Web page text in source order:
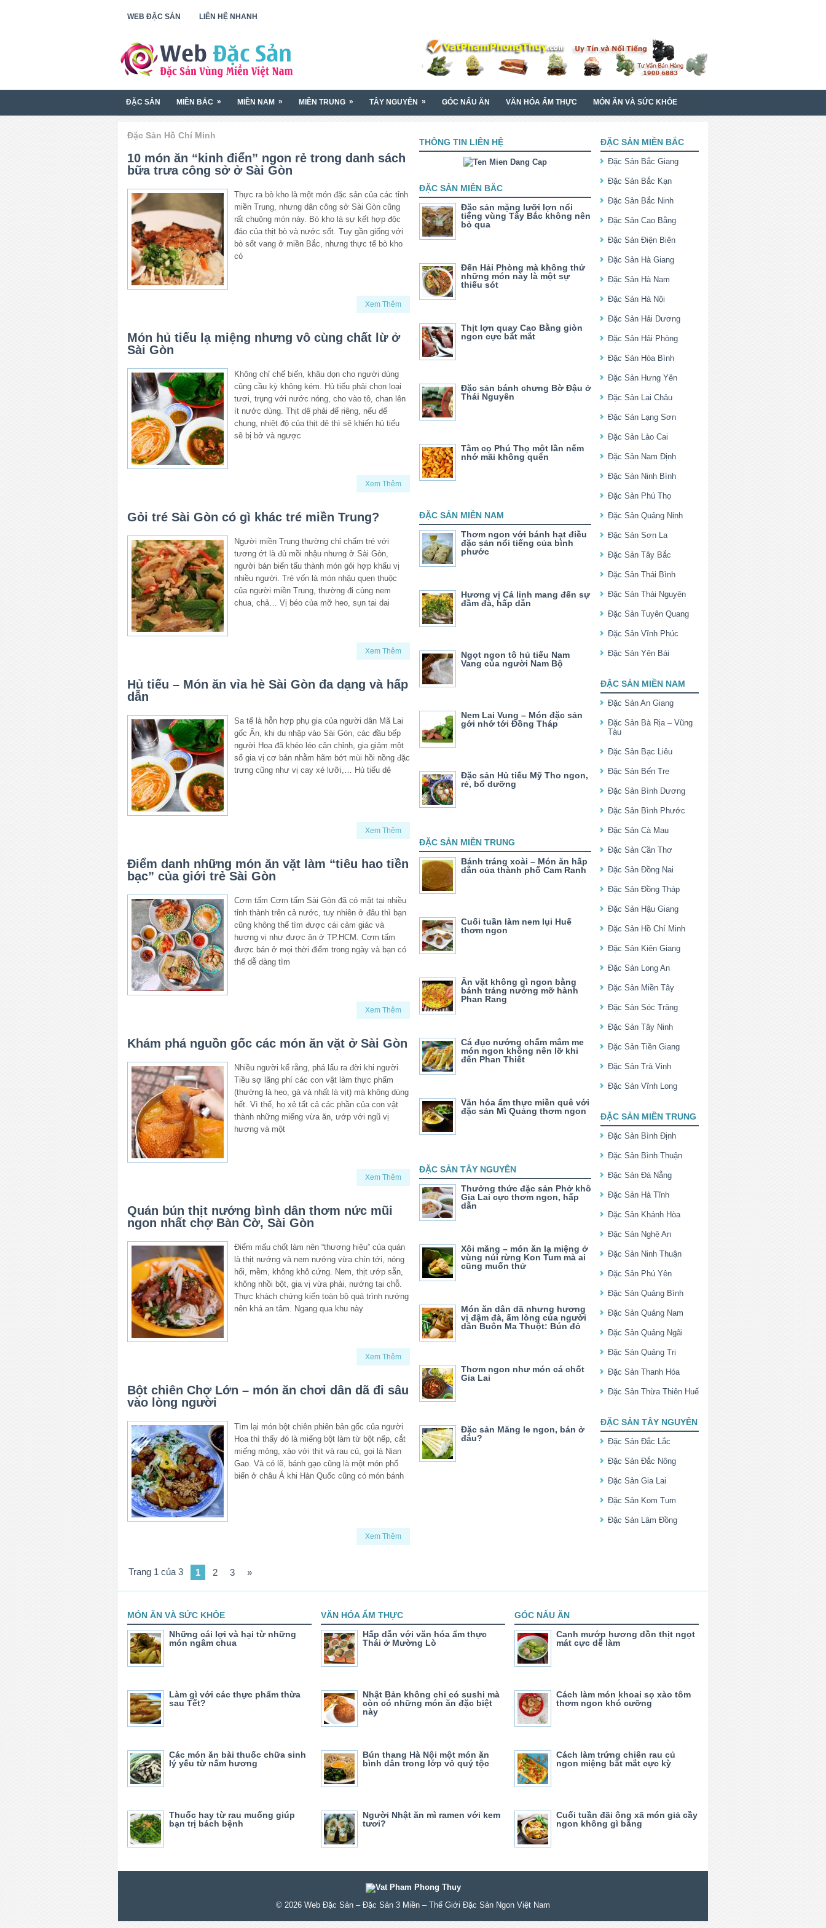
WEB ĐẶC SẢN LIÊN HỆ NHANH
ĐẶC SẢN MIỀN BẮC » MIỀN NAM » MIỀN TRUNG » TÂY NGUYÊN » GÓC NẤU ĂN VĂN HÓA ẨM THỰC MÓN ĂN VÀ SỨC KHỎE
Đặc Sản Hồ Chí Minh
10 món ăn “kinh điển” ngon rẻ trong danh sách
bữa trưa công sở ở Sài Gòn
Thực ra bò kho là một món đặc sản của các tỉnh
miền Trung, nhưng dân công sở Sài Gòn cũng
rất chuộng món này. Bò kho là sự kết hợp độc
đáo của thịt bò và nước sốt. Tuy gần giống với
bò sốt vang ở miền Bắc, nhưng thực tế bò kho
có
Xem Thêm
Món hủ tiếu lạ miệng nhưng vô cùng chất lừ ở
Sài Gòn
Không chỉ chế biến, khâu dọn cho người dùng
cũng cầu kỳ không kém. Hủ tiếu phải chọn loại
tươi, trụng với nước nóng, cho vào tô, chan lên
ít nước dùng. Thịt dê phải để riêng, nếu để
chung, nhiệt độ của thịt dê thì sẽ khiến hủ tiếu
sẽ bị bở và ngược
Xem Thêm
Gỏi tré Sài Gòn có gì khác tré miền Trung?
Người miền Trung thường chỉ chấm tré với
tương ớt là đủ mồi nhậu nhưng ở Sài Gòn,
người bán biến tấu thành món gỏi hợp khẩu vị
nhiều người. Tré vốn là món nhậu quen thuộc
của người miền Trung, thường đi cùng nem
chua, chả… Vị béo của mỡ heo, sụn tai dai
Xem Thêm
Hủ tiếu – Món ăn vỉa hè Sài Gòn đa dạng và hấp
dẫn
Sa tế là hỗn hợp phụ gia của người dân Mã Lai
gốc Ấn, khi du nhập vào Sài Gòn, các đầu bếp
người Hoa đã khéo léo cân chỉnh, gia giảm một
số gia vị cơ bản nhằm hãm bớt mùi hồi nồng đặc
trưng cũng như vị cay xé lưỡi,… Hủ tiếu dê
Xem Thêm
Điểm danh những món ăn vặt làm “tiêu hao tiền
bạc” của giới trẻ Sài Gòn
Cơm tấm Cơm tấm Sài Gòn đã có mặt tại nhiều
tỉnh thành trên cả nước, tuy nhiên ở đâu thì bạn
cũng không thể tìm được cái cảm giác và
hương vị như được ăn ở TP.HCM. Cơm tấm
được bán ở mọi thời điểm trong ngày và bạn có
thể dễ dàng tìm
Xem Thêm
Khám phá nguồn gốc các món ăn vặt ở Sài Gòn
Nhiều người kể rằng, phá lấu ra đời khi người
Tiều sợ lãng phí các con vật làm thực phẩm
(thường là heo, gà và nhất là vịt) mà không dùng
hết. Vì thế, họ xẻ tất cả các phần của con vật
thành những miếng vừa ăn, ướp với ngũ vị
hương và một
Xem Thêm
Quán bún thịt nướng bình dân thơm nức mũi
ngon nhất chợ Bàn Cờ, Sài Gòn
Điểm mấu chốt làm nên “thương hiệu” của quán
là thịt nướng và nem nướng vừa chín tới, nóng
hổi, mềm, không khô cứng. Nem, thịt ướp sẵn,
không nhồi bột, gia vị vừa phải, nướng tại chỗ.
Thực khách chứng kiến toàn bộ quá trình nướng
nên khá an tâm. Ngang qua khu này
Xem Thêm
Bột chiên Chợ Lớn – món ăn chơi dân dã đi sâu
vào lòng người
Tìm lại món bột chiên phiên bản gốc của người
Hoa thì thấy đó là miếng bột làm từ bột nếp, cắt
miếng mỏng, xào với thịt và rau củ, gọi là Nian
Gao. Và có lẽ, bánh gạo cũng là một món phổ
biến ở châu Á khi Hàn Quốc cũng có món bánh
Xem Thêm
Trang 1 của 3 1 2 3 »
THÔNG TIN LIÊN HỆ
ĐẶC SẢN MIỀN BẮC
Đặc sản mặng lưỡi lợn nổi
tiếng vùng Tây Bắc không nên
bỏ qua
Đến Hải Phòng mà không thử
những món này là một sự
thiếu sót
Thịt lợn quay Cao Bằng giòn
ngon cực bắt mắt
Đặc sản bánh chưng Bờ Đậu ở
Thái Nguyên
Tằm cọ Phú Thọ một lần nếm
nhớ mãi không quên
ĐẶC SẢN MIỀN NAM
Thơm ngon với bánh hạt điều
đặc sản nổi tiếng của bình
phước
Hương vị Cá linh mang đến sự
đầm đà, hấp dẫn
Ngọt ngon tô hủ tiếu Nam
Vang của người Nam Bộ
Nem Lai Vung – Món đặc sản
gới nhớ tới Đồng Tháp
Đặc sản Hủ tiếu Mỹ Tho ngon,
rẻ, bổ dưỡng
ĐẶC SẢN MIỀN TRUNG
Bánh tráng xoài – Món ăn hấp
dẫn của thành phố Cam Ranh
Cuối tuần làm nem lụi Huế
thơm ngon
Ăn vặt không gì ngon bằng
bánh tráng nướng mỡ hành
Phan Rang
Cá đục nướng chấm mắm me
món ngon không nên lỡ khi
đến Phan Thiết
Văn hóa ẩm thực miền quê với
đặc sản Mì Quảng thơm ngon
ĐẶC SẢN TÂY NGUYÊN
Thưởng thức đặc sản Phở khô
Gia Lai cực thơm ngon, hấp
dẫn
Xôi măng – món ăn lạ miệng ở
vùng núi rừng Kon Tum mà ai
cũng muốn thử
Món ăn dân dã nhưng hương
vị đậm đà, ấm lòng của người
dân Buôn Ma Thuột: Bún đỏ
Thơm ngon như món cá chốt
Gia Lai
Đặc sản Măng le ngon, bán ở
đâu?
ĐẶC SẢN MIỀN BẮC
Đặc Sản Bắc Giang
Đặc Sản Bắc Kạn
Đặc Sản Bắc Ninh
Đặc Sản Cao Bằng
Đặc Sản Điện Biên
Đặc Sản Hà Giang
Đặc Sản Hà Nam
Đặc Sản Hà Nội
Đặc Sản Hải Dương
Đặc Sản Hải Phòng
Đặc Sản Hòa Bình
Đặc Sản Hưng Yên
Đặc Sản Lai Châu
Đặc Sản Lạng Sơn
Đặc Sản Lào Cai
Đặc Sản Nam Định
Đặc Sản Ninh Bình
Đặc Sản Phú Thọ
Đặc Sản Quảng Ninh
Đặc Sản Sơn La
Đặc Sản Tây Bắc
Đặc Sản Thái Bình
Đặc Sản Thái Nguyên
Đặc Sản Tuyên Quang
Đặc Sản Vĩnh Phúc
Đặc Sản Yên Bái
ĐẶC SẢN MIỀN NAM
Đặc Sản An Giang
Đặc Sản Bà Rịa – Vũng
Tàu
Đặc Sản Bạc Liêu
Đặc Sản Bến Tre
Đặc Sản Bình Dương
Đặc Sản Bình Phước
Đặc Sản Cà Mau
Đặc Sản Cần Thơ
Đặc Sản Đồng Nai
Đặc Sản Đồng Tháp
Đặc Sản Hậu Giang
Đặc Sản Hồ Chí Minh
Đặc Sản Kiên Giang
Đặc Sản Long An
Đặc Sản Miền Tây
Đặc Sản Sóc Trăng
Đặc Sản Tây Ninh
Đặc Sản Tiền Giang
Đặc Sản Trà Vinh
Đặc Sản Vĩnh Long
ĐẶC SẢN MIỀN TRUNG
Đặc Sản Bình Định
Đặc Sản Bình Thuận
Đặc Sản Đà Nẵng
Đặc Sản Hà Tĩnh
Đặc Sản Khánh Hòa
Đặc Sản Nghệ An
Đặc Sản Ninh Thuận
Đặc Sản Phú Yên
Đặc Sản Quảng Bình
Đặc Sản Quảng Nam
Đặc Sản Quảng Ngãi
Đặc Sản Quảng Trị
Đặc Sản Thanh Hóa
Đặc Sản Thừa Thiên Huế
ĐẶC SẢN TÂY NGUYÊN
Đặc Sản Đắc Lắc
Đặc Sản Đắc Nông
Đặc Sản Gia Lai
Đặc Sản Kom Tum
Đặc Sản Lâm Đồng
MÓN ĂN VÀ SỨC KHỎE
Những cái lợi và hại từ những
món ngâm chua
Làm gì với các thực phẩm thừa
sau Tết?
Các món ăn bài thuốc chữa sinh
lý yếu từ nấm hương
Thuốc hay từ rau muống giúp
bạn trị bách bệnh
VĂN HÓA ẨM THỰC
Hấp dẫn với văn hóa ẩm thực
Thái ở Mường Lò
Nhật Bản không chỉ có sushi mà
còn có những món ăn đặc biệt
này
Bún thang Hà Nội một món ăn
bình dân trong lớp vỏ quý tộc
Người Nhật ăn mì ramen với kem
tươi?
GÓC NẤU ĂN
Canh mướp hương dồn thịt ngọt
mát cực dễ làm
Cách làm món khoai sọ xào tôm
thơm ngon khó cưỡng
Cách làm trứng chiên rau củ
ngon miệng bắt mắt cực kỳ
Cuối tuần đãi ông xã món giả cầy
ngon không gì bằng
© 2026 Web Đặc Sản – Đặc Sản 3 Miền – Thế Giới Đặc Sản Ngon Việt Nam